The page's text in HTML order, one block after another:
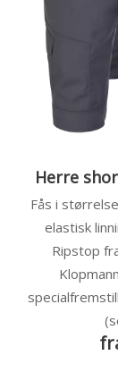
Herre
Fås i
elastisk
Ripstop